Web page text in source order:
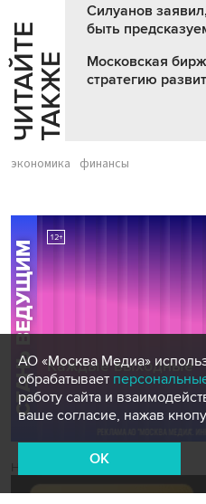
Ч
И
Т
АЙ
Т
Е
Т
А
К
ЖЕ
Силуанов
быть
Московская
стратегию
экономика финансы
Новости СМИ2
АО «Москва Медиа»
обрабатывает
работу сайта и
ваше согласие, нажав
OK